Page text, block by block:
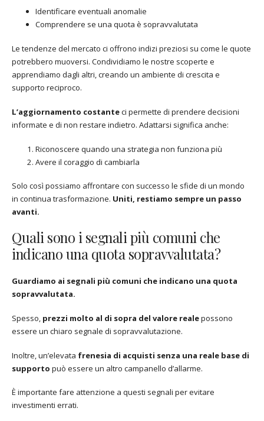
Identificare eventuali anomalie
Comprendere se una quota è sopravvalutata
Le tendenze del mercato ci offrono indizi preziosi su come le quote
potrebbero muoversi. Condividiamo le nostre scoperte e
apprendiamo dagli altri, creando un ambiente di crescita e
supporto reciproco.
L’aggiornamento costanteci permette di prendere decisioni
informate e di non restare indietro. Adattarsi significa anche:
Riconoscere quando una strategia non funziona più
Avere il coraggio di cambiarla
Solo così possiamo affrontare con successo le sfide di un mondo
in continua trasformazione. Uniti, restiamo sempre un passo
avanti.
Quali sono i segnali più comuni che
indicano una quota sopravvalutata?
Guardiamo ai segnali più comuni che indicano una quota
sopravvalutata.
Spesso, prezzi molto al di sopra del valore realepossono
essere un chiaro segnale di sopravvalutazione.
Inoltre, un’elevata frenesia di acquisti senza una reale base di
supporto può essere un altro campanello d’allarme.
È importante fare attenzione a questi segnali per evitare
investimenti errati.